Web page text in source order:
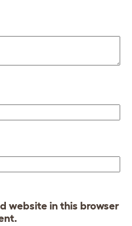
website in this browser